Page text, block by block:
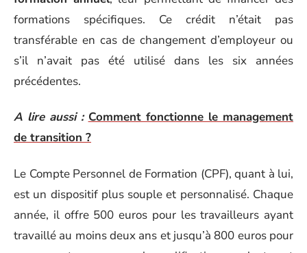
formations spécifiques. Ce crédit n’était pas
transférable en cas de changement d’employeur ou
s’il n’avait pas été utilisé dans les six années
précédentes.
A lire aussi : Comment fonctionne le management
de transition ?
Le Compte Personnel de Formation (CPF), quant à lui,
est un dispositif plus souple et personnalisé. Chaque
année, il offre 500 euros pour les travailleurs ayant
travaillé au moins deux ans et jusqu’à 800 euros pour